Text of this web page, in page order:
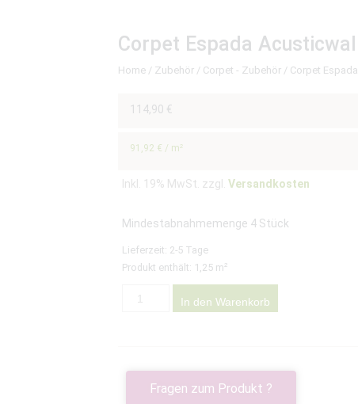
Corpet Espada
Home / Zubehör / Corpet - Zubehör / Corpet
114,90 €
91,92 € / m²
Inkl. 19% MwSt. zzgl.Versandkosten
Mindestabnahmemenge 4 Stück
Lieferzeit: 2-5 Tage
Produkt enthält: 1,25 m²
In den Warenkorb
Fragen zum Produkt ?